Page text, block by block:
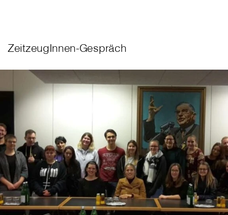
ZeitzeugInnen-Gespräch